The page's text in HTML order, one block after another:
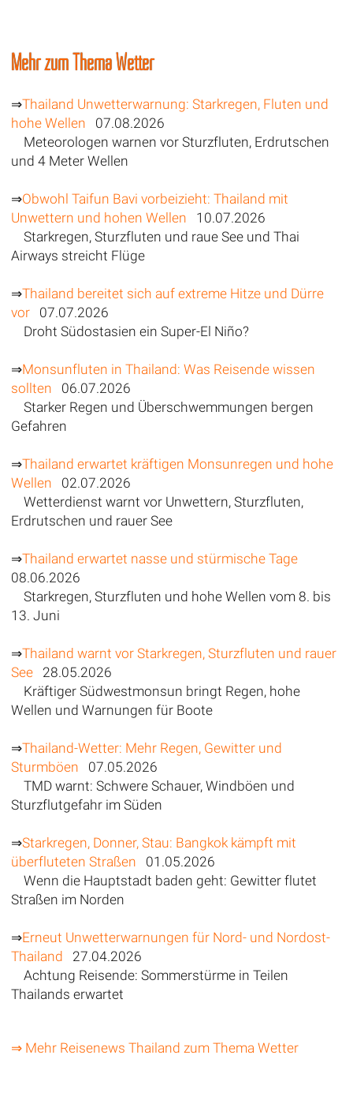
Mehr zum Thema Wetter
⇒Thailand Unwetterwarnung: Starkregen, Fluten und
hohe Wellen 07.08.2026
Meteorologen warnen vor Sturzfluten, Erdrutschen
und 4 Meter Wellen
⇒Obwohl Taifun Bavi vorbeizieht: Thailand mit
Unwettern und hohen Wellen 10.07.2026
Starkregen, Sturzfluten und raue See und Thai
Airways streicht Flüge
⇒Thailand bereitet sich auf extreme Hitze und Dürre
vor07.07.2026
Droht Südostasien ein Super-El Niño?
⇒Monsunfluten in Thailand: Was Reisende wissen
sollten 06.07.2026
Starker Regen und Überschwemmungen bergen
Gefahren
⇒Thailand erwartet kräftigen Monsunregen und hohe
Wellen 02.07.2026
Wetterdienst warnt vor Unwettern, Sturzfluten,
Erdrutschen und rauer See
⇒Thailand erwartet nasse und stürmische Tage
08.06.2026
Starkregen, Sturzfluten und hohe Wellen vom 8. bis
13. Juni
⇒Thailand warnt vor Starkregen, Sturzfluten und rauer
See28.05.2026
Kräftiger Südwestmonsun bringt Regen, hohe
Wellen und Warnungen für Boote
⇒Thailand-Wetter: Mehr Regen, Gewitter und
Sturmböen 07.05.2026
TMD warnt: Schwere Schauer, Windböen und
Sturzflutgefahr im Süden
⇒Starkregen, Donner, Stau: Bangkok kämpft mit
überfluteten Straßen 01.05.2026
Wenn die Hauptstadt baden geht: Gewitter flutet
Straßen im Norden
⇒Erneut Unwetterwarnungen für Nord- und Nordost-
Thailand 27.04.2026
Achtung Reisende: Sommerstürme in Teilen
Thailands erwartet
⇒ Mehr Reisenews Thailand zum Thema Wetter